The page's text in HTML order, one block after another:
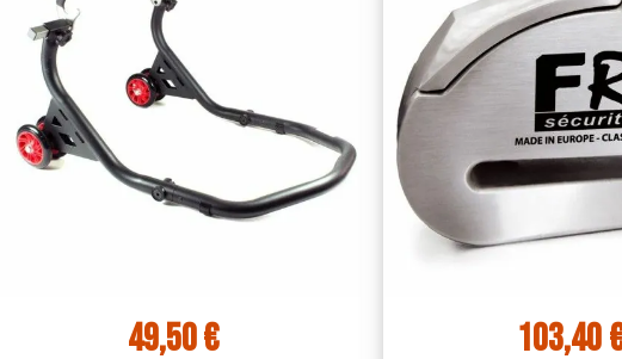
103,40 € 29,90 €